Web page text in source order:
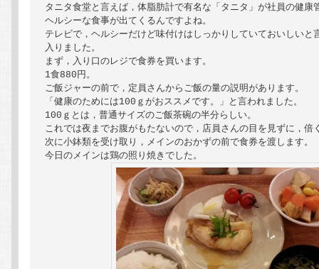
タニタ食堂と言えば，体脂肪計で有名な「タニタ」が社員の健康
ヘルシーな食事が出てくるんですよね。
テレビで，ヘルシーだけど味付けはしっかりしていておいしいと
入りました。
まず，入り口のレジで食券を買います。
1食880円。
ご飯ジャーの前で，定員さんからご飯の量の説明があります。
「健康のためには100ｇがおススメです。」と言われました。
100ｇとは，普通サイズのご飯茶碗の半分らしい。
これでは夜までお腹がもたないので，店員さんの目を見ずに，倍
次に小鉢類を受け取り，メインのおかずの前で食券を渡します。